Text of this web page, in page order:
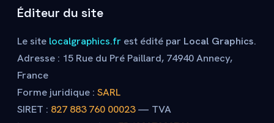
Éditeur du site
Le site localgraphics.fr est édité par Local Graphics.
Adresse : 15 Rue du Pré Paillard, 74940 Annecy,
France
Forme juridique : SARL
SIRET : 827 883 760 00023— TVA